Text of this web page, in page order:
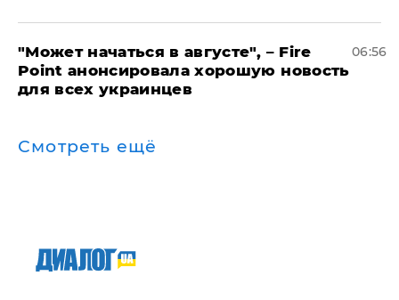
"Может начаться в августе", – Fire
Point анонсировала хорошую новость
для всех украинцев
06:56
Смотреть ещё